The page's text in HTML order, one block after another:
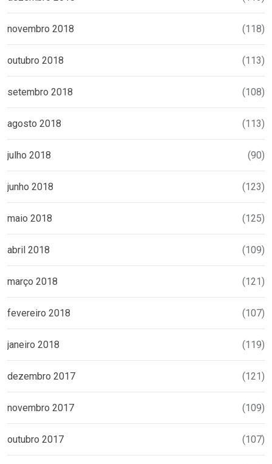
novembro 2018 (118)
outubro 2018 (113)
setembro 2018 (108)
agosto 2018 (113)
julho 2018 (90)
junho 2018 (123)
maio 2018 (125)
abril 2018 (109)
março 2018 (121)
fevereiro 2018 (107)
janeiro 2018 (119)
dezembro 2017 (121)
novembro 2017 (109)
outubro 2017 (107)